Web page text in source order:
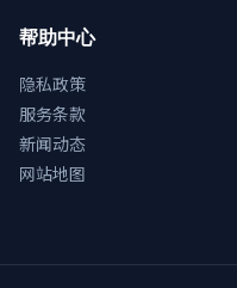
帮助中心
隐私政策
服务条款
新闻动态
网站地图